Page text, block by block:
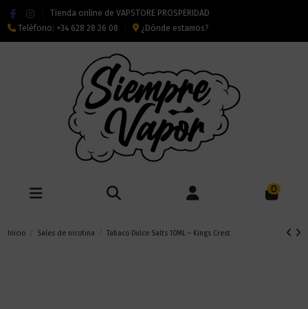
Tienda online de VAPSTORE PROSPERIDAD
Teléfono: +34 628 28 26 08 ¿Dónde estamos?
0
Inicio Sales de nicotina Tabaco Dulce Salts 10ML – Kings Crest